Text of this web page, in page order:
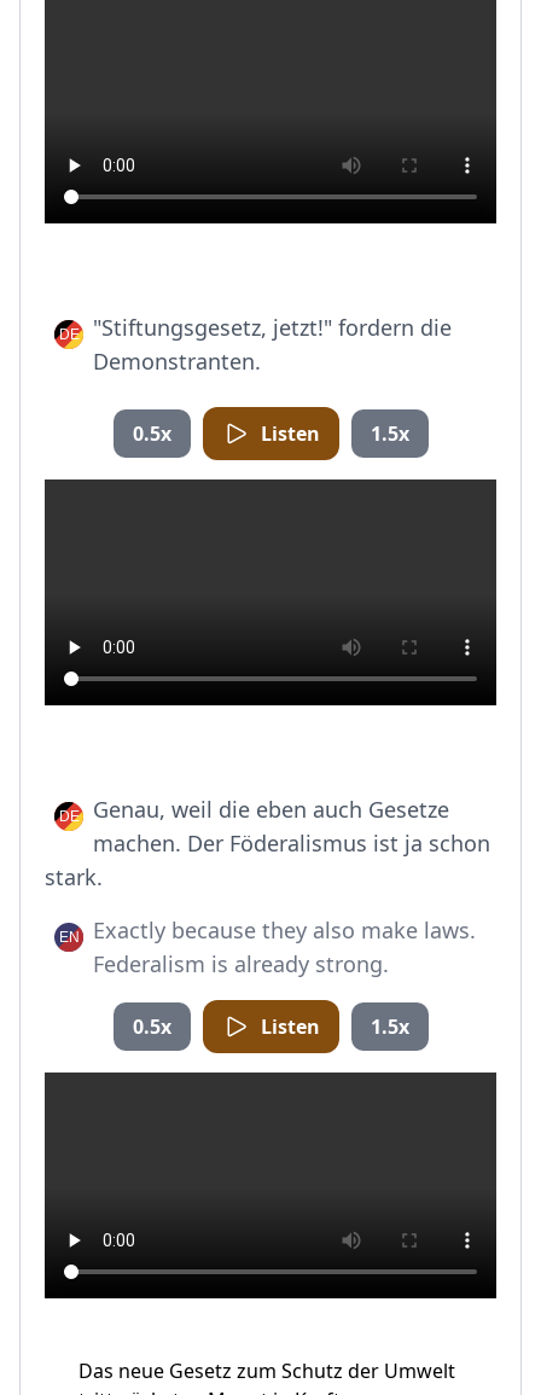
"Stiftungsgesetz, jetzt!" fordern die
Demonstranten.
0.5x Listen 1.5x
Genau, weil die eben auch Gesetze
machen. Der Föderalismus ist ja schon
stark.
Exactly because they also make laws.
Federalism is already strong.
0.5x Listen 1.5x
Das neue Gesetz zum Schutz der Umwelt